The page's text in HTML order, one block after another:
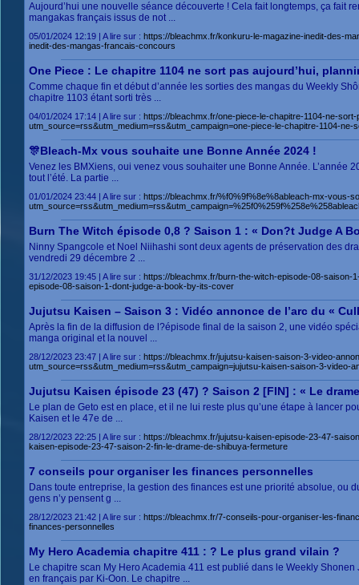
Aujourd’hui une nouvelle séance découverte ! Cela fait longtemps, ça fait
mangakas français issus de not ...
05/01/2024 12:19 | A lire sur : https://bleachmx.fr/konkuru-le-magazine-inedit-des-
inedit-des-mangas-francais-concours
One Piece : Le chapitre 1104 ne sort pas aujourd’hui,
Comme chaque fin et début d’année les sorties des mangas du Weekly
chapitre 1103 étant sorti très ...
04/01/2024 17:14 | A lire sur : https://bleachmx.fr/one-piece-le-chapitre-1104-ne-
utm_source=rss&utm_medium=rss&utm_campaign=one-piece-le-chapitre-1104-
🎊Bleach-Mx vous souhaite une Bonne Année 2024 !
Venez les BMXiens, oui venez vous souhaiter une Bonne Année. L’année
tout l’été. La partie ...
01/01/2024 23:44 | A lire sur : https://bleachmx.fr/%f0%9f%8e%8ableach-mx-vous-
Burn The Witch épisode 0,8 ? Saison 1 : « Don?t Judge A
Ninny Spangcole et Noel Niihashi sont deux agents de préservation des
vendredi 29 décembre 2 ...
31/12/2023 19:45 | A lire sur : https://bleachmx.fr/burn-the-witch-episode-08-saison-
episode-08-saison-1-dont-judge-a-book-by-its-cover
Jujutsu Kaisen – Saison 3 : Vidéo annonce de l’arc du «
Après la fin de la diffusion de l?épisode final de la saison 2, une vidéo
manga original et la nouvel ...
28/12/2023 23:47 | A lire sur : https://bleachmx.fr/jujutsu-kaisen-saison-3-video-
utm_source=rss&utm_medium=rss&utm_campaign=jujutsu-kaisen-saison-3-video-
Jujutsu Kaisen épisode 23 (47) ? Saison 2 [FIN] : « Le
Le plan de Geto est en place, et il ne lui reste plus qu’une étape à lancer
Kaisen et le 47e de ...
28/12/2023 22:25 | A lire sur : https://bleachmx.fr/jujutsu-kaisen-episode-23-47-
kaisen-episode-23-47-saison-2-fin-le-drame-de-shibuya-fermeture
7 conseils pour organiser les finances personnelles
Dans toute entreprise, la gestion des finances est une priorité absolue, ou
gens n’y pensent g ...
28/12/2023 21:42 | A lire sur : https://bleachmx.fr/7-conseils-pour-organiser-les-
finances-personnelles
My Hero Academia chapitre 411 : ? Le plus grand vilain ?
Le chapitre scan My Hero Academia 411 est publié dans le Weekly
en français par Ki-Oon. Le chapitre ...